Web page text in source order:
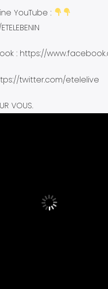
YouTube :
: https://
twitter.com/etelelive
VOUS.